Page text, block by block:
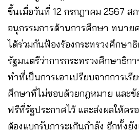
ขึ้นเมื่อวันที่ 12 กรกฎาคม 2567 ส
อนุกรรมการด้านการศึกษา ทนาย
ได้ร่วมกันฟ้องร้องกระทรวงศึกษา
รัฐมนตรีว่าการกระทรวงศึกษาธิกา
ทำที่เป็นการเอาเปรียบจากการเรี
ศึกษาที่ไม่ชอบด้วยกฎหมาย และขั
ฟรีที่รัฐประกาศไว้ และส่งผลให้ค
ต้องแบกรับภาระเกินกำลัง อีกทั้งยั